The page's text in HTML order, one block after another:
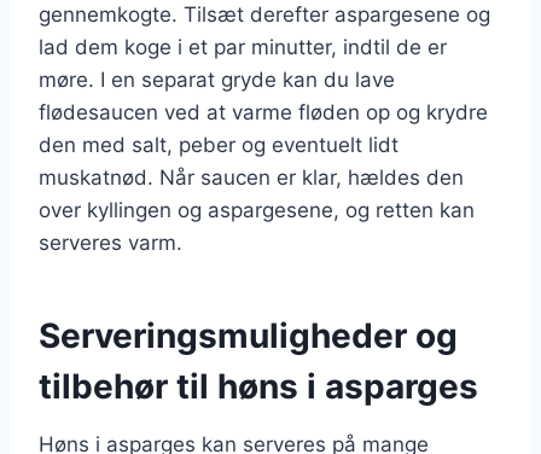
gennemkogte. Tilsæt derefter aspargesene og
lad dem koge i et par minutter, indtil de er
møre. I en separat gryde kan du lave
flødesaucen ved at varme fløden op og krydre
den med salt, peber og eventuelt lidt
muskatnød. Når saucen er klar, hældes den
over kyllingen og aspargesene, og retten kan
serveres varm.
Serveringsmuligheder og
tilbehør til høns i asparges
Høns i asparges kan serveres på mange